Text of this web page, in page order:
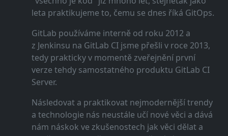
leta praktikujeme to, čemu se dnes říká GitOps.
GitLab používáme interně od roku 2012 a
z Jenkinsu na GitLab CI jsme přešli v roce 2013,
tedy prakticky v momentě zveřejnění první
verze tehdy samostatného produktu GitLab CI
Server.
Následovat a praktikovat nejmodernější trendy
a technologie nás neustále učí nové věci a dává
nám náskok ve zkušenostech jak věci dělat a